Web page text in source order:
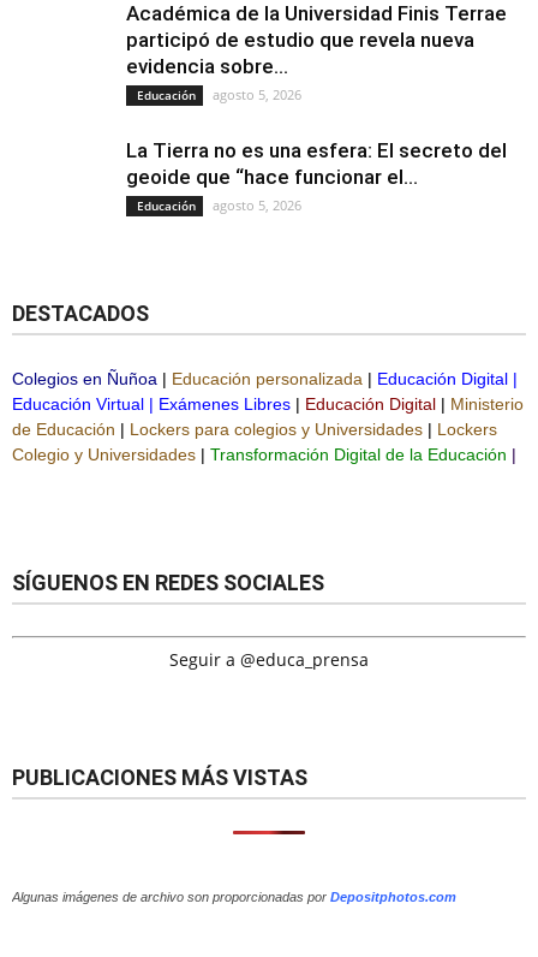
Académica de la Universidad Finis Terrae
participó de estudio que revela nueva
evidencia sobre...
Educación agosto 5, 2026
La Tierra no es una esfera: El secreto del
geoide que “hace funcionar el...
Educación agosto 5, 2026
DESTACADOS
Colegios en Ñuñoa | Educación personalizada | Educación Digital |
Educación Virtual | Exámenes Libres | Educación Digital | Ministerio
de Educación | Lockers para colegios y Universidades | Lockers
Colegio y Universidades | Transformación Digital de la Educación |
SÍGUENOS EN REDES SOCIALES
Seguir a @educa_prensa
PUBLICACIONES MÁS VISTAS
Algunas imágenes de archivo son proporcionadas por Depositphotos.com